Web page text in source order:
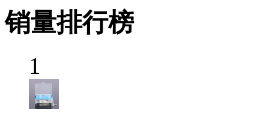
销量排行榜
1